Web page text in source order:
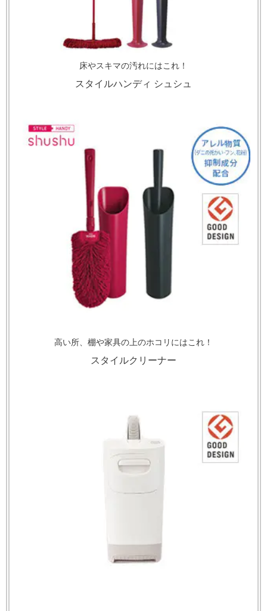
床やスキマの汚れにはこれ！
スタイルハンディ シュシュ
高い所、棚や家具の上のホコリにはこれ！
スタイルクリーナー